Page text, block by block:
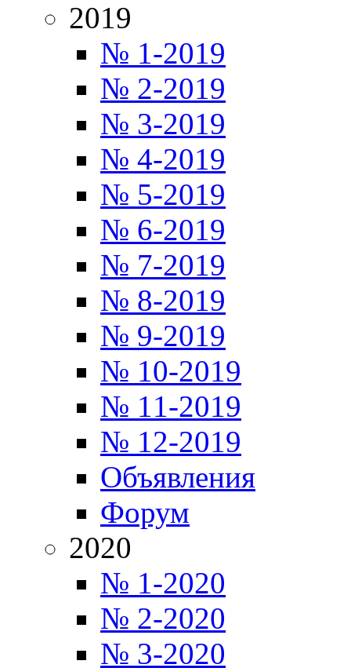
2019
№ 1-2019
№ 2-2019
№ 3-2019
№ 4-2019
№ 5-2019
№ 6-2019
№ 7-2019
№ 8-2019
№ 9-2019
№ 10-2019
№ 11-2019
№ 12-2019
Объявления
Форум
2020
№ 1-2020
№ 2-2020
№ 3-2020